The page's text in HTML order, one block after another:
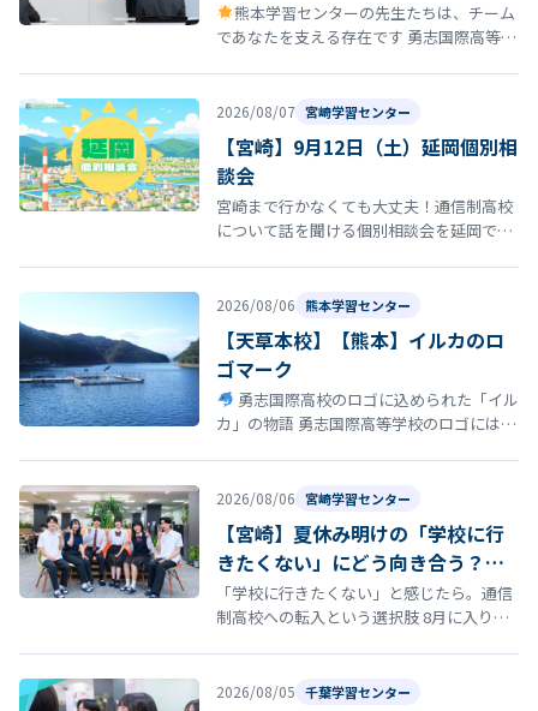
熊本学習センターの先生たちは、チーム
であなたを支える存在です 勇志国際高等学
2026/08/07 宮崎学習センター
【宮崎】9月12日（土）延岡個別相
談会
宮崎まで行かなくても大丈夫！通信制高校
について話を聞ける個別相談会を延岡で開
2026/08/06 熊本学習センター
【天草本校】【熊本】イルカのロ
ゴマーク
勇志国際高校のロゴに込められた「イル
カ」の物語 勇志国際高等学校のロゴには、
2026/08/06 宮崎学習センター
【宮崎】夏休み明けの「学校に行
きたくない」にどう向き合う？通
信制高校という選択肢
「学校に行きたくない」と感じたら。通信
制高校への転入という選択肢 8月に入り、
2026/08/05 千葉学習センター